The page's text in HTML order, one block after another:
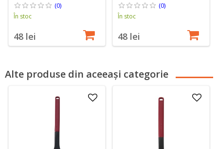
(0)
În stoc
48 lei
(0)
În stoc
48 lei
Alte produse din aceeași categorie